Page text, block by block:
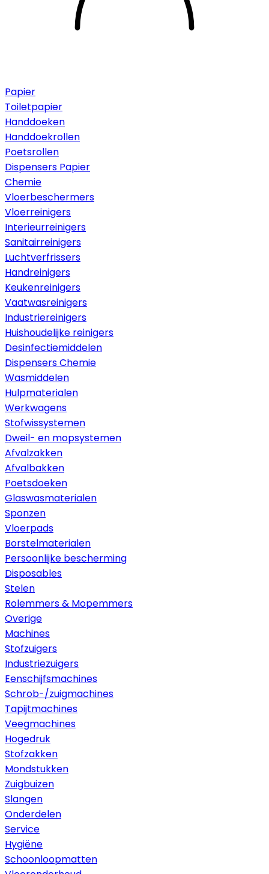
Papier
Toiletpapier
Handdoeken
Handdoekrollen
Poetsrollen
Dispensers Papier
Chemie
Vloerbeschermers
Vloerreinigers
Interieurreinigers
Sanitairreinigers
Luchtverfrissers
Handreinigers
Keukenreinigers
Vaatwasreinigers
Industriereinigers
Huishoudelijke reinigers
Desinfectiemiddelen
Dispensers Chemie
Wasmiddelen
Hulpmaterialen
Werkwagens
Stofwissystemen
Dweil- en mopsystemen
Afvalzakken
Afvalbakken
Poetsdoeken
Glaswasmaterialen
Sponzen
Vloerpads
Borstelmaterialen
Persoonlijke bescherming
Disposables
Stelen
Rolemmers & Mopemmers
Overige
Machines
Stofzuigers
Industriezuigers
Eenschijfsmachines
Schrob-/zuigmachines
Tapijtmachines
Veegmachines
Hogedruk
Stofzakken
Mondstukken
Zuigbuizen
Slangen
Onderdelen
Service
Hygiëne
Schoonloopmatten